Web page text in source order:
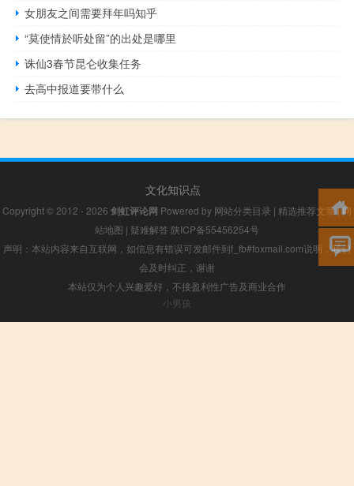
女朋友之间需要拜年吗知乎
“莫使情於听处留”的出处是哪里
诛仙3春节昆仑收集任务
去高中报道要带什么
文化知识点
Copyright © 2012 - 2026 剑虹评论网 Powered by 网站分类目录 | 精选推荐文章 |网
站地图 | 疑难解答 陕ICP备55456254号
声明：本站内容来自互联网，如信息有错误可发邮件到f_fb#foxmail.com说明，我们
会及时纠正，谢谢
本站仅为个人兴趣爱好，不接盈利性广告及商业合作
小男孩